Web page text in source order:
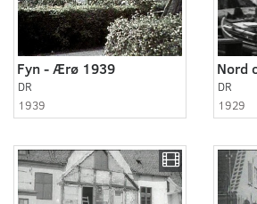
Fyn - Ærø 1939
DR
1939
DR
1929